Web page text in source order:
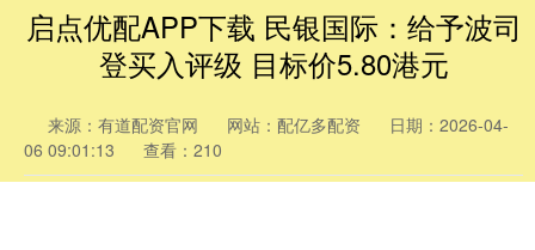
启点优配APP下载 民银国际：给予波司
登买入评级 目标价5.80港元
来源：有道配资官网 网站：配亿多配资
日期：2026-04-
06 09:01:13
查看：210